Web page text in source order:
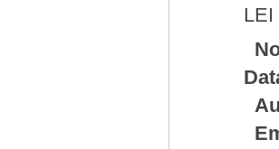
LEI